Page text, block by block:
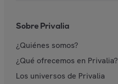
Sobre Privalia
¿Quiénes somos?
¿Qué ofrecemos en Privalia?
Los universos de Privalia